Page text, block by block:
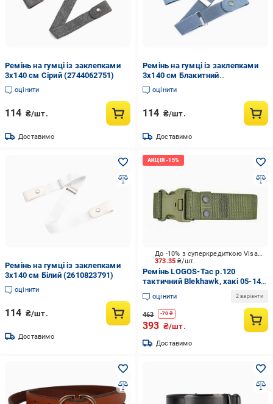
Ремінь на гумці із заклепками
3х140 см Сірий (2744062751)
оцінити
114 ₴/шт.
Доставимо
Ремінь на гумці із заклепками
3х140 см Блакитний
(2611799794)
оцінити
114 ₴/шт.
Доставимо
Ремінь на гумці із заклепками
3х140 см Білий (2610823791)
оцінити
114 ₴/шт.
Доставимо
373.35₴/шт.
До -10% з суперкредиткою Visa Вигода
Ремінь LOGOS-Tac р.120
тактичний Blekhawk, хакі 05-14-
00-0005
оцінити 2 варіанти
463 -70 ₴
393 ₴/шт.
Доставимо